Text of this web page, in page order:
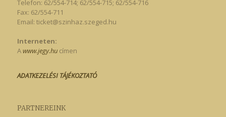
Telefon: 62/554-714; 62/554-715; 62/554-716
Fax: 62/554-711
Email: ticket@szinhaz.szeged.hu
Interneten:
Awww.jegy.hucímen
ADATKEZELÉSI TÁJÉKOZTATÓ
PARTNEREINK